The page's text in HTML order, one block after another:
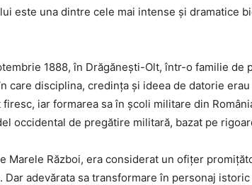
este una dintre cele mai intense și dramatice
1888, în Drăgănești-Olt, într-o familie de
care disciplina, credința și ideea de datorie
iar formarea sa în școli militare din
occidental de pregătire militară, bazat pe
Marele Război, era considerat un ofițer
Dar adevărata sa transformare în personaj